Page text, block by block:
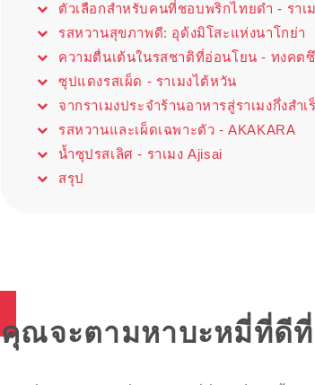
ตัวเลือกสำหรับคนที่ชอบพริกไทยดำ - ราเ
รสหวานสุขภาพดี: อุด้งมิโสะแห่งนาโกย่า
ความตื่นเต้นในรสชาติที่อ่อนโยน - ทงคต
ซุปแดงรสเผ็ด - ราเมงไต้หวัน
จากราเมงประจำร้านอาหารสู่ราเมงกึ่งสำเ
รสหวานและเผ็ดเฉพาะตัว - AKAKARA
น้ำซุปรสเลิศ - ราเมง Ajisai
สรุป
คุณจะตามหาบะหมี่ที่ดี